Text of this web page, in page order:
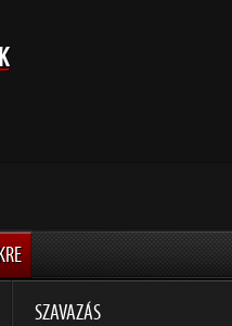
SZAVAZÁS